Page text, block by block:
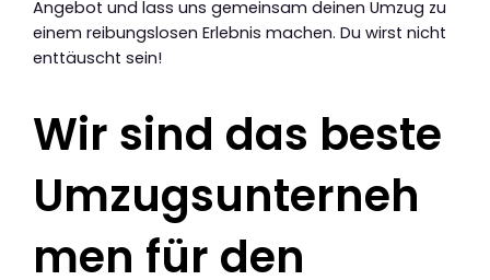
Angebot und lass uns gemeinsam deinen Umzug zu
einem reibungslosen Erlebnis machen. Du wirst nicht
enttäuscht sein!
Wir sind das beste
Umzugsunterneh
men für den